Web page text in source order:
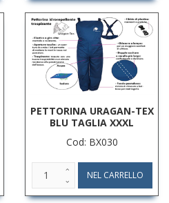
PETTORINA URAGAN-TEX
BLU TAGLIA XXXL
Cod: BX030